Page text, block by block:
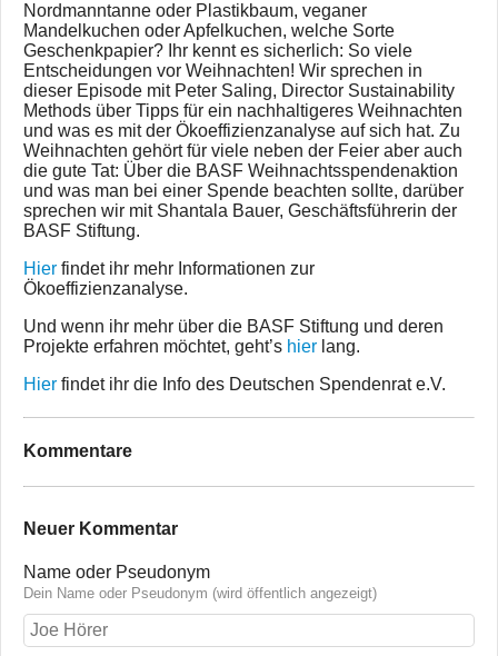
Nordmanntanne oder Plastikbaum, veganer
Mandelkuchen oder Apfelkuchen, welche Sorte
Geschenkpapier? Ihr kennt es sicherlich: So viele
Entscheidungen vor Weihnachten! Wir sprechen in
dieser Episode mit Peter Saling, Director Sustainability
Methods über Tipps für ein nachhaltigeres Weihnachten
und was es mit der Ökoeffizienzanalyse auf sich hat. Zu
Weihnachten gehört für viele neben der Feier aber auch
die gute Tat: Über die BASF Weihnachtsspendenaktion
und was man bei einer Spende beachten sollte, darüber
sprechen wir mit Shantala Bauer, Geschäftsführerin der
BASF Stiftung.
Hier findet ihr mehr Informationen zur
Ökoeffizienzanalyse.
Und wenn ihr mehr über die BASF Stiftung und deren
Projekte erfahren möchtet, geht’s hier lang.
Hier findet ihr die Info des Deutschen Spendenrat e.V.
Kommentare
Neuer Kommentar
Name oder Pseudonym
Dein Name oder Pseudonym (wird öffentlich angezeigt)